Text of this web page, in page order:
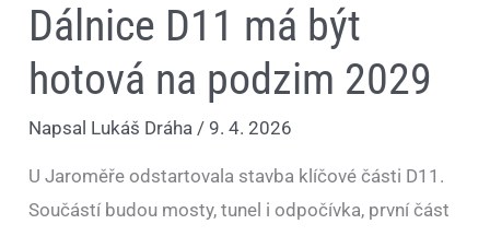
Dálnice D11 má být
hotová na podzim 2029
Napsal Lukáš Dráha / 9. 4. 2026
U Jaroměře odstartovala stavba klíčové části D11.
Součástí budou mosty, tunel i odpočívka, první část